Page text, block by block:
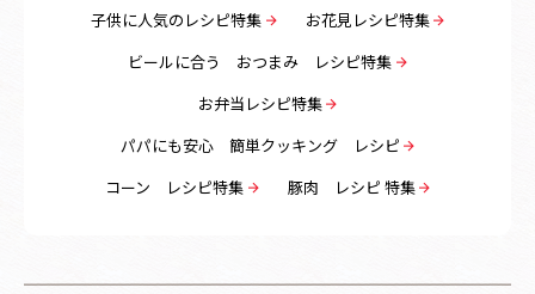
子供に人気のレシピ特集
お花見レシピ特集
ビールに合う おつまみ レシピ特集
お弁当レシピ特集
パパにも安心 簡単クッキング レシピ
コーン レシピ特集
豚肉 レシピ 特集